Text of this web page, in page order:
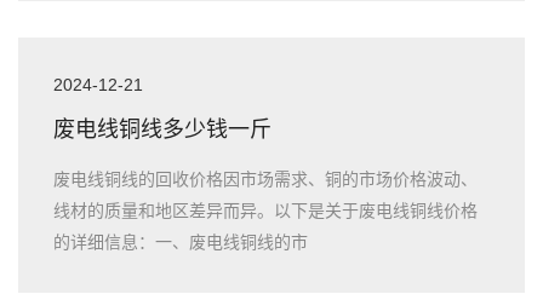
2024-12-21
废电线铜线多少钱一斤
废电线铜线的回收价格因市场需求、铜的市场价格波动、
线材的质量和地区差异而异。以下是关于废电线铜线价格
的详细信息：一、废电线铜线的市